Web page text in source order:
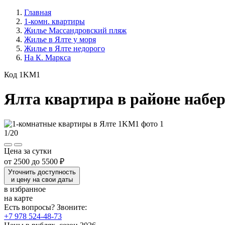
Главная
1-комн. квартиры
Жилье Массандровский пляж
Жилье в Ялте у моря
Жилье в Ялте недорого
На К. Маркса
Код 1KM1
Ялта квартира в районе
1/20
Цена за сутки
от 2500 до 5500 ₽
Уточнить доступность
и цену на свои даты
в избранное
на карте
Есть вопросы? Звоните:
+7 978 524-48-73